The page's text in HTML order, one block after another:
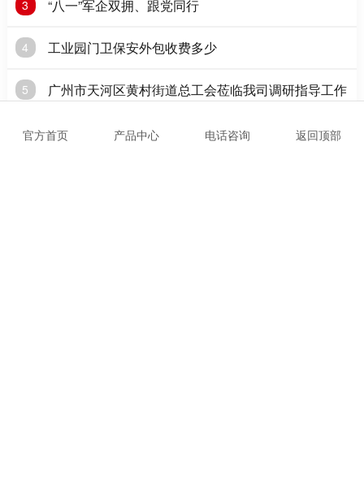
3 “八一”军企双拥、跟党同行
4 工业园门卫保安外包收费多少
5 广州市天河区黄村街道总工会莅临我司调研指导工作
6 党建引领，倡导“文明出行，骑行戴盔”
官方首页 产品中心 电话咨询 返回顶部